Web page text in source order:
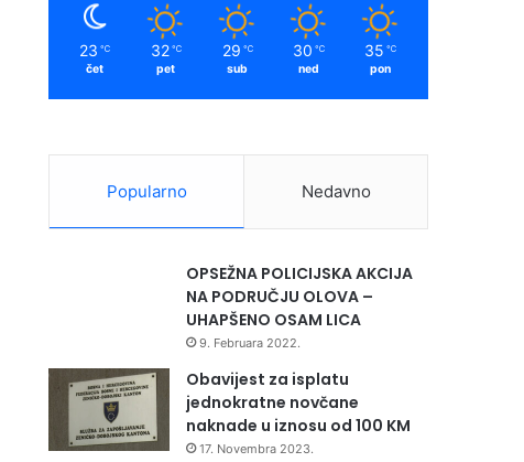
23 ℃
čet
32 ℃
pet
29 ℃
sub
30 ℃
ned
35 ℃
pon
Popularno Nedavno
OPSEŽNA POLICIJSKA AKCIJA
NA PODRUČJU OLOVA –
UHAPŠENO OSAM LICA
9. Februara 2022.
Obavijest za isplatu
jednokratne novčane
naknade u iznosu od 100 KM
17. Novembra 2023.